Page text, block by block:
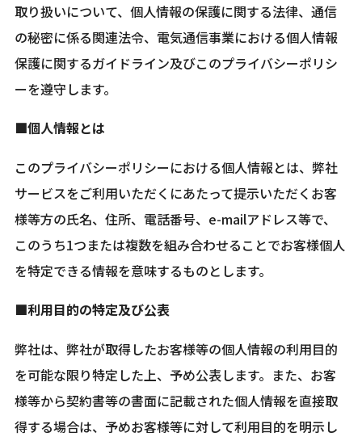
取り扱いについて、個人情報の保護に関する法律、通信
の秘密に係る関連法令、電気通信事業における個人情報
保護に関するガイドライン及びこのプライバシーポリシ
ーを遵守します。
■個人情報とは
このプライバシーポリシーにおける個人情報とは、弊社
サービスをご利用いただくにあたって提示いただくお客
様等方の氏名、住所、電話番号、e-mailアドレス等で、
このうち1つまたは複数を組み合わせることでお客様個人
を特定できる情報を意味するものとします。
■利用目的の特定及び公表
弊社は、弊社が取得したお客様等の個人情報の利用目的
を可能な限り特定した上、予め公表します。また、お客
様等から契約書等の書面に記載された個人情報を直接取
得する場合は、予めお客様等に対して利用目的を明示し